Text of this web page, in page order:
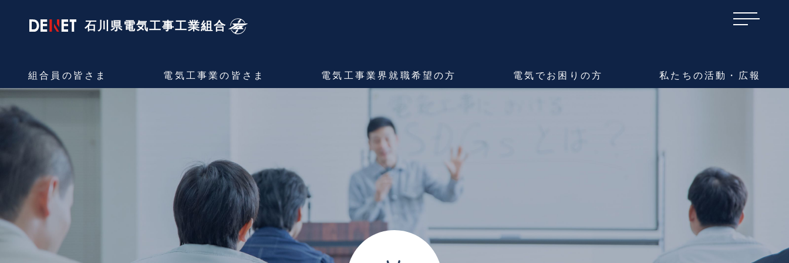
石川県電気工事工業組合
組合員の 皆さま 電気工事業の 皆さま 電気工事業界就職希望の方 電気でお困りの方 私たちの活動・広報